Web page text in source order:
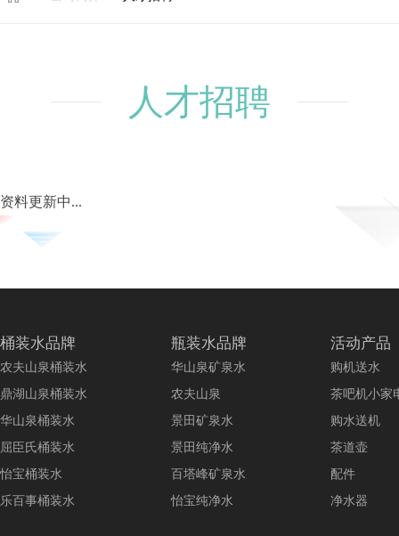
人才招聘
资料更新中...
桶装水品牌
农夫山泉桶装水
鼎湖山泉桶装水
华山泉桶装水
屈臣氏桶装水
怡宝桶装水
乐百事桶装水
瓶装水品牌
华山泉矿泉水
农夫山泉
景田矿泉水
景田纯净水
百塔峰矿泉水
怡宝纯净水
活动产品
购机送水
茶吧机小家
购水送机
茶道壶
配件
净水器